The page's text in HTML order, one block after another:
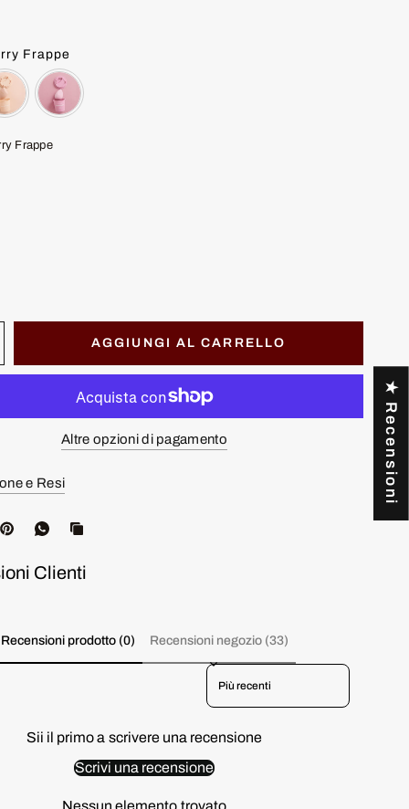
Frappe
Frappe
AGGIUNGI AL CARRELLO
Altre opzioni di pagamento
e Resi
Clienti
Recensioni prodotto (0) Recensioni negozio (33)
Sort reviews by
Sii il primo a scrivere una recensione
Scrivi una recensione
Nessun elemento trovato
★ Recensioni